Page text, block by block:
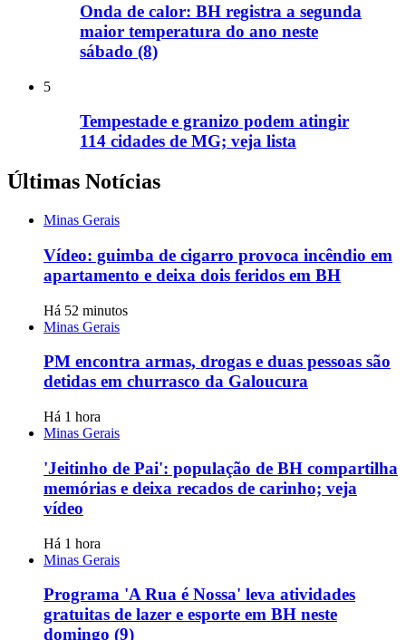
Onda de calor: BH registra a segunda
maior temperatura do ano neste
sábado (8)
5
Tempestade e granizo podem atingir
114 cidades de MG; veja lista
Últimas Notícias
Minas Gerais
Vídeo: guimba de cigarro provoca incêndio em
apartamento e deixa dois feridos em BH
Há 52 minutos
Minas Gerais
PM encontra armas, drogas e duas pessoas são
detidas em churrasco da Galoucura
Há 1 hora
Minas Gerais
'Jeitinho de Pai': população de BH compartilha
memórias e deixa recados de carinho; veja
vídeo
Há 1 hora
Minas Gerais
Programa 'A Rua é Nossa' leva atividades
gratuitas de lazer e esporte em BH neste
domingo (9)